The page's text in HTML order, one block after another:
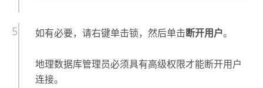
如有必要，请右键单击锁，然后单击 断开用户。
地理数据库管理员必须具有高级权限才能断开用户
连接。